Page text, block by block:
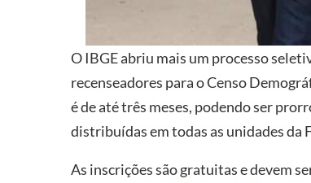
O IBGE abriu mais um processo
recenseadores para o Censo
é de até três meses, podendo ser
distribuídas em todas as unidades da
As inscrições são gratuitas e devem